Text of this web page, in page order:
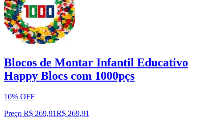
Blocos de Montar Infantil Educativo
Happy Blocs com 1000pçs
10% OFF
Preço R$ 269,91R$ 269,91